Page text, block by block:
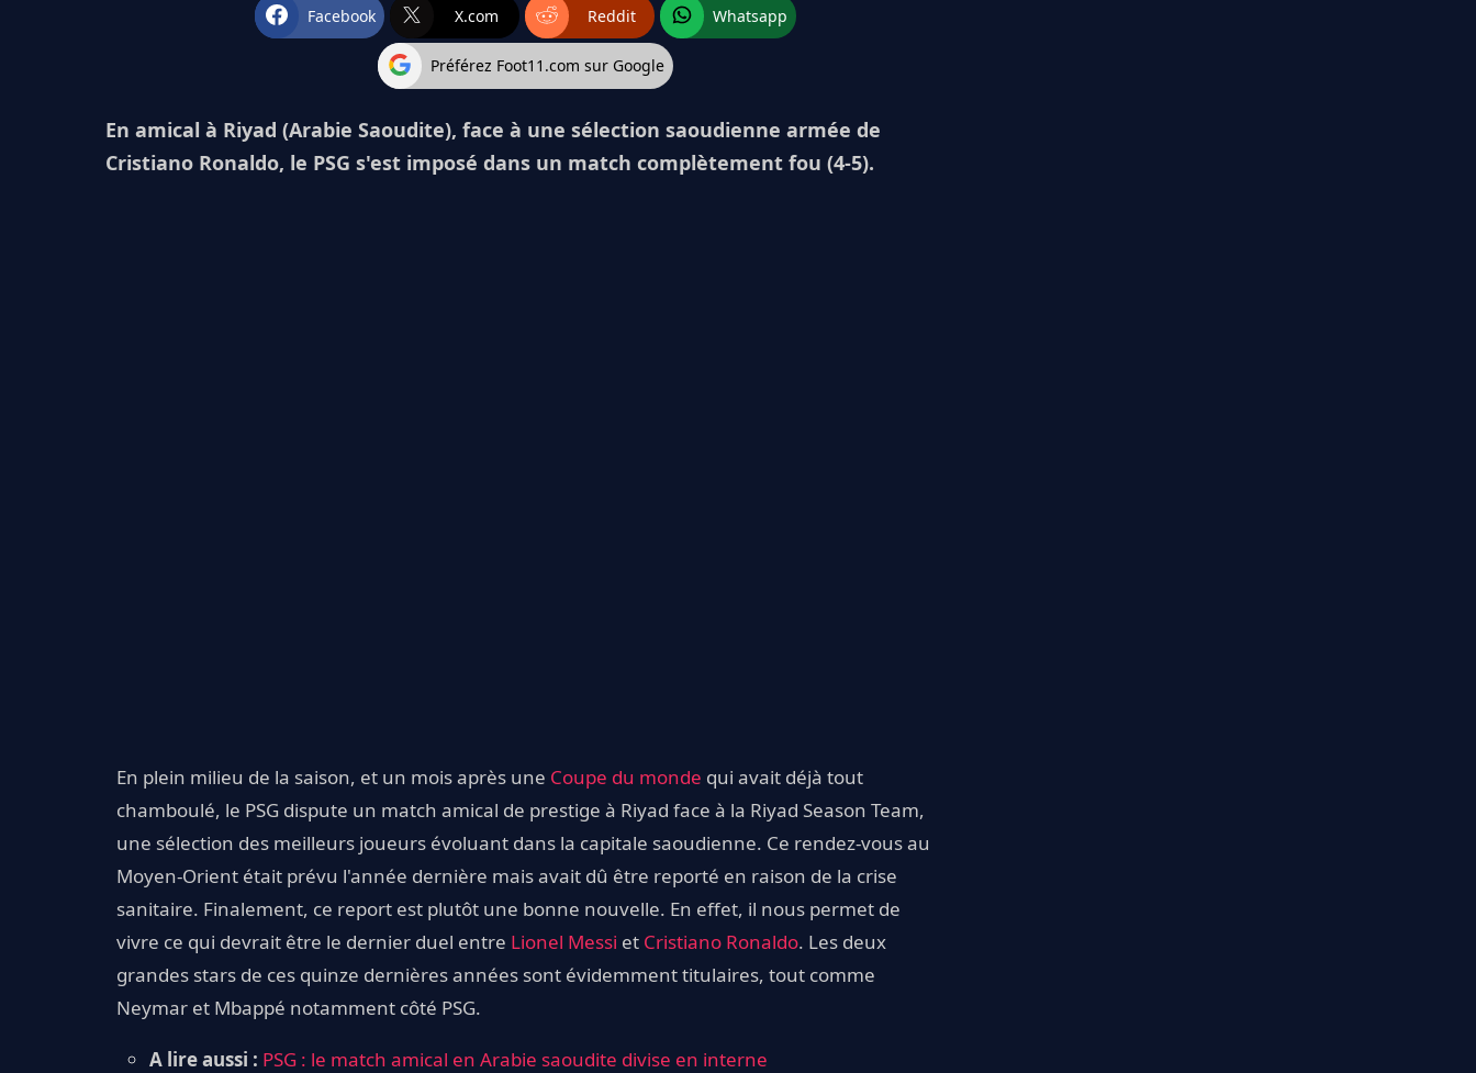
Facebook X.com Reddit Whatsapp
Préférez Foot11.com sur Google
En amical à Riyad (Arabie Saoudite), face à une sélection saoudienne armée de
Cristiano Ronaldo, le PSG s'est imposé dans un match complètement fou (4-5).
En plein milieu de la saison, et un mois après une Coupe du monde qui avait déjà tout
chamboulé, le PSG dispute un match amical de prestige à Riyad face à la Riyad Season Team,
une sélection des meilleurs joueurs évoluant dans la capitale saoudienne. Ce rendez-vous au
Moyen-Orient était prévu l'année dernière mais avait dû être reporté en raison de la crise
sanitaire. Finalement, ce report est plutôt une bonne nouvelle. En effet, il nous permet de
vivre ce qui devrait être le dernier duel entre Lionel Messi et Cristiano Ronaldo. Les deux
grandes stars de ces quinze dernières années sont évidemment titulaires, tout comme
Neymar et Mbappé notamment côté PSG.
A lire aussi : PSG : le match amical en Arabie saoudite divise en interne